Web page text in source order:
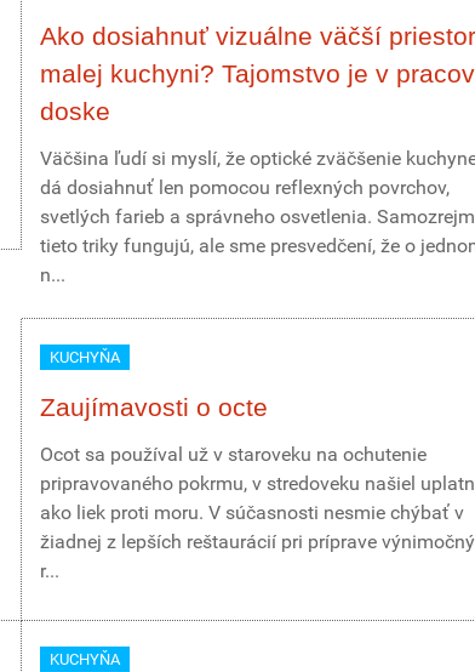
Ako dosiahnuť vizuálne väčší
malej kuchyni? Tajomstvo je v
doske
Väčšina ľudí si myslí, že optické zväčšenie
dá dosiahnuť len pomocou reflexných povrchov,
svetlých farieb a správneho osvetlenia.
tieto triky fungujú, ale sme presvedčení, že o
n...
KUCHYŇA
Zaujímavosti o octe
Ocot sa používal už v staroveku na ochutenie
pripravovaného pokrmu, v stredoveku našiel
ako liek proti moru. V súčasnosti nesmie chýbať v
žiadnej z lepších reštaurácií pri príprave
r...
KUCHYŇA